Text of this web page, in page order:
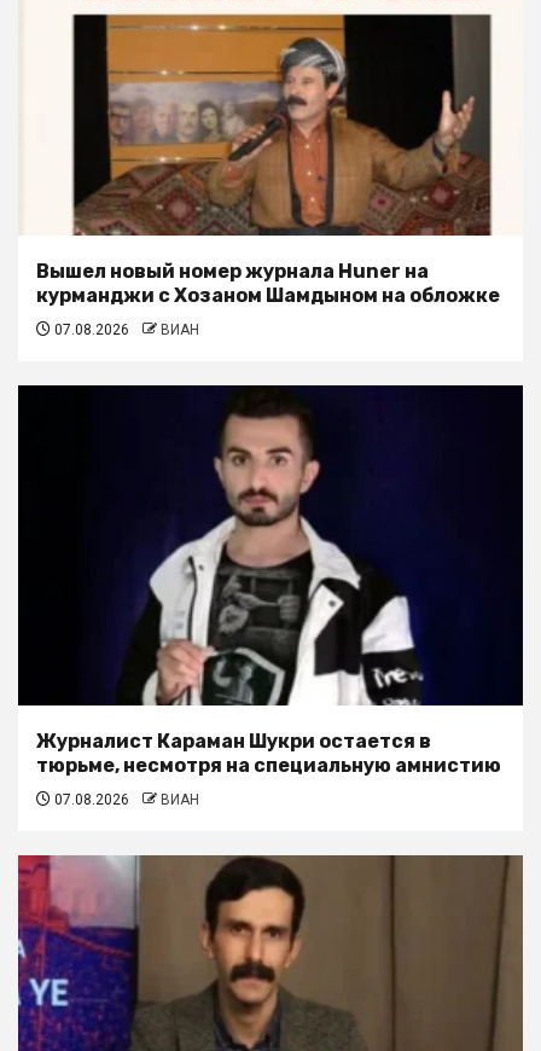
Вышел новый номер журнала Huner на
курманджи с Хозаном Шамдыном на обложке
07.08.2026 ВИАН
Журналист Караман Шукри остается в
тюрьме, несмотря на специальную амнистию
07.08.2026 ВИАН